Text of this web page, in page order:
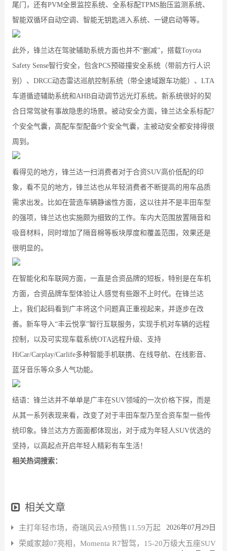
尾门，还有PVM全景监控系统、全系标配TPMS胎压监测系统、
智能双循环自动空调、智能无钥匙进入系统、一键启动等等。
此外，锋兰达在驾驶辅助系统方面也并不“删减”，搭载Toyota
Safety Sense智行安全，包含PCS预碰撞安全系统（带前方行人识
别）、DRCC动态雷达巡航控制系统（带全速域跟车功能）、LTA
车道循迹辅助系统和AHB自动调节远光灯系统。新系统很好的契
合日常驾驶有事故隐患的场景。被动安全方面，锋兰达全系标配7
个安全气囊，高配车型配备9个安全气囊，主被动安全都安排得很
周到。
看得见的地方，锋兰达一扫消费者对于合资SUV高价低配的印
象，看不见的地方，锋兰达也从年轻消费者不断提高的用车品质
需求出发。比如在营造车辆静谧性方面，这以往并不是丰田车型
的强项，锋兰达也实施颇为细致的工作。车内大范围放置隔音和
吸音材料，同时增加了隔音棉等板块厚度和覆盖范围，效果还是
很明显的。
在智能化和车联网方面，一直是合资品牌的短板，特别是在车机
方面，合资品牌车型体验让人感觉有些跟不上时代。在锋兰达
上，我们起码看到广丰将这个问题真正重视起来，并逐步在改
善。新车导入“丰云悦享”智行互联服务，实现手机对车辆的远程
控制，以及可实现车载系统OTA远程升级、支持
HiCar/Carplay/Carlife多种智能手机联携、在线导航、在线影音、
蓝牙音乐等众多人气功能。
结语：锋兰达并不单单是广丰在SUV领域的一次价格下探，而是
从其一系列表现来看，改变了对于丰田车型乃至合资车型一些传
统印象。锋兰达方方面面都体现出，对于成为年轻人SUV优选的
坚持，以高起点开启年轻人精彩有车生活！
相关热词搜索：
相关文章
主打年轻市场，奇瑞风云A9预售11.59万起 2026年07月29日
荣威家越07亮相，Momenta R7智驾，15-20万级大五座SUV